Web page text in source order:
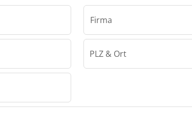
Firma
PLZ & Ort